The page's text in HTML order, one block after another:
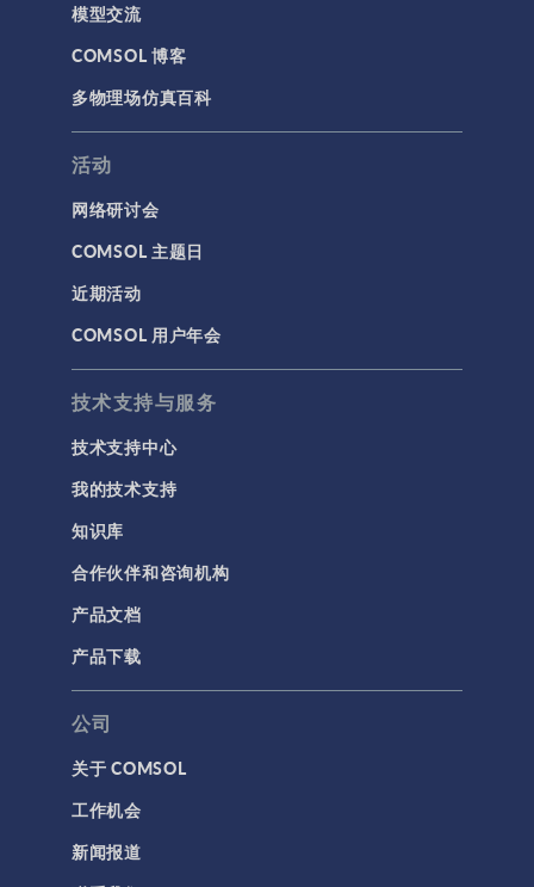
模型交流
COMSOL 博客
多物理场仿真百科
活动
网络研讨会
COMSOL 主题日
近期活动
COMSOL 用户年会
技术支持与服务
技术支持中心
我的技术支持
知识库
合作伙伴和咨询机构
产品文档
产品下载
公司
关于 COMSOL
工作机会
新闻报道